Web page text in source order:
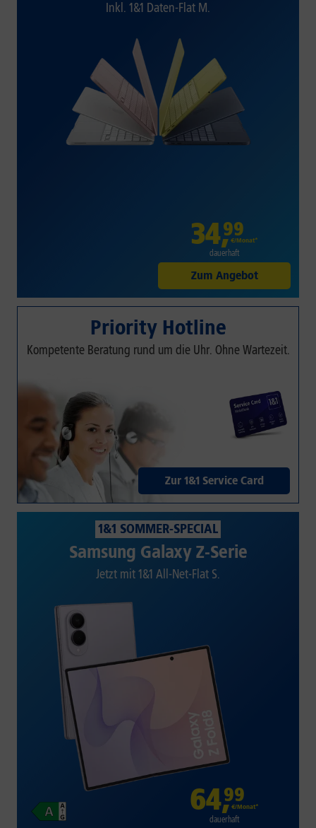
Inkl. 1&1 Daten-Flat M.
34,99
€/Monat*
dauerhaft
Zum Angebot
Priority Hotline
Kompetente Beratung rund um die Uhr. Ohne Wartezeit.
Zur 1&1 Service Card
1&1 SOMMER-SPECIAL
Samsung Galaxy Z-Serie
Jetzt mit 1&1 All-Net-Flat S.
64,99
€/Monat*
dauerhaft